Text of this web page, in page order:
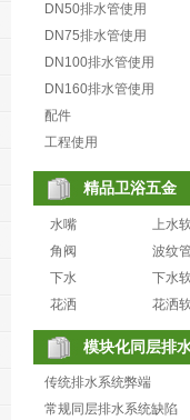
DN50排水管使用
DN75排水管使用
DN100排水管使用
DN160排水管使用
配件
工程使用
精品卫浴五金
水嘴
上水
角阀
波纹
下水
下水
花洒
花洒
模块化同层排
传统排水系统弊端
常规同层排水系统缺陷